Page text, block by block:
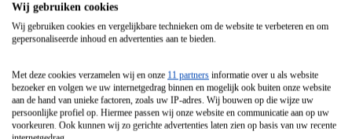
Airfryer
Frituurpan
Contactgrill
Broodbakmachine
Broodrooster
Wij gebruiken cookies
Wij gebruiken cookies en vergelijkbare technieken om de website te verbeteren en om
gepersonaliseerde inhoud en advertenties aan te bieden.
Met deze cookies verzamelen wij en onze 11 partners informatie over u als website
bezoeker en volgen we uw internetgedrag binnen en mogelijk ook buiten onze website
aan de hand van unieke factoren, zoals uw IP-adres. Wij bouwen op die wijze uw
persoonlijke profiel op. Hiermee passen wij onze website en communicatie aan op uw
voorkeuren. Ook kunnen wij zo gerichte advertenties laten zien op basis van uw recente